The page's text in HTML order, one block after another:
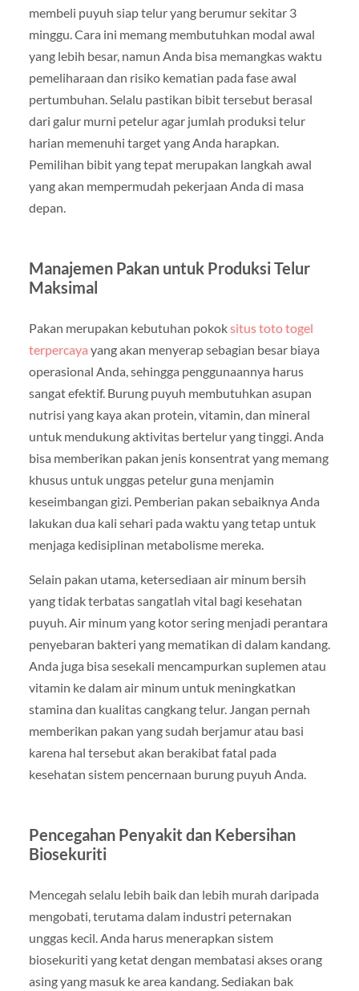
membeli puyuh siap telur yang berumur sekitar 3
minggu. Cara ini memang membutuhkan modal awal
yang lebih besar, namun Anda bisa memangkas waktu
pemeliharaan dan risiko kematian pada fase awal
pertumbuhan. Selalu pastikan bibit tersebut berasal
dari galur murni petelur agar jumlah produksi telur
harian memenuhi target yang Anda harapkan.
Pemilihan bibit yang tepat merupakan langkah awal
yang akan mempermudah pekerjaan Anda di masa
depan.
Manajemen Pakan untuk Produksi Telur
Maksimal
Pakan merupakan kebutuhan pokoksitus toto togel
terpercaya yang akan menyerap sebagian besar biaya
operasional Anda, sehingga penggunaannya harus
sangat efektif. Burung puyuh membutuhkan asupan
nutrisi yang kaya akan protein, vitamin, dan mineral
untuk mendukung aktivitas bertelur yang tinggi. Anda
bisa memberikan pakan jenis konsentrat yang memang
khusus untuk unggas petelur guna menjamin
keseimbangan gizi. Pemberian pakan sebaiknya Anda
lakukan dua kali sehari pada waktu yang tetap untuk
menjaga kedisiplinan metabolisme mereka.
Selain pakan utama, ketersediaan air minum bersih
yang tidak terbatas sangatlah vital bagi kesehatan
puyuh. Air minum yang kotor sering menjadi perantara
penyebaran bakteri yang mematikan di dalam kandang.
Anda juga bisa sesekali mencampurkan suplemen atau
vitamin ke dalam air minum untuk meningkatkan
stamina dan kualitas cangkang telur. Jangan pernah
memberikan pakan yang sudah berjamur atau basi
karena hal tersebut akan berakibat fatal pada
kesehatan sistem pencernaan burung puyuh Anda.
Pencegahan Penyakit dan Kebersihan
Biosekuriti
Mencegah selalu lebih baik dan lebih murah daripada
mengobati, terutama dalam industri peternakan
unggas kecil. Anda harus menerapkan sistem
biosekuriti yang ketat dengan membatasi akses orang
asing yang masuk ke area kandang. Sediakan bak